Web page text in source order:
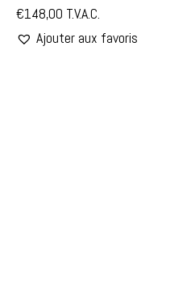
€148,00 T.V.A.C.
Ajouter aux favoris